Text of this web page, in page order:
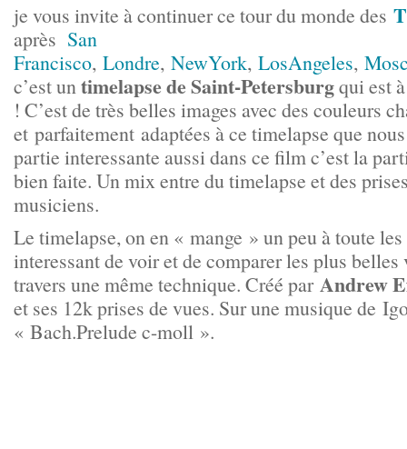
je vous invite à continuer ce tour du monde des
après San
Francisco, Londre, NewYork, LosAngeles,
c’est untimelapse de Saint-Petersburgqui est
! C’est de très belles images avec des couleurs
et parfaitement adaptées à ce timelapse que
partie interessante aussi dans ce film c’est la
bien faite. Un mix entre du timelapse et des
musiciens.
Le timelapse, on en « mange » un peu à toute
interessant de voir et de comparer les plus
travers une même technique. Créé par Andrew
et ses 12k prises de vues. Sur une musique de
« Bach.Prelude c-moll ».